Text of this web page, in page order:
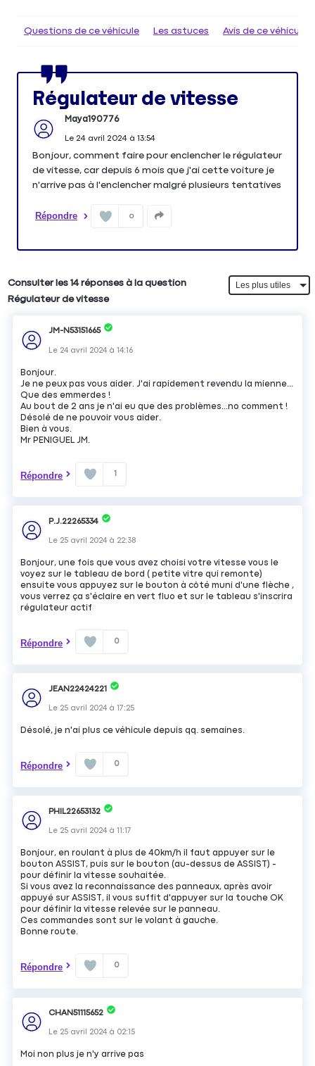
Questions de ce véhicule Les astuces Avis de ce véhicule
Régulateur de vitesse
Maya190776
Le 24 avril 2024à 13:54
Bonjour, comment faire pour enclencher le régulateur
de vitesse, car depuis 6 mois que j'ai cette voiture je
n'arrive pas à l'enclencher malgré plusieurs tentatives
Répondre 0
Consulter les 14 réponses à la question
Régulateur de vitesse
JM-N53151665
Le 24 avril 2024 à14:16
Bonjour.
Je ne peux pas vous aider. J'ai rapidement revendu la mienne...
Que des emmerdes !
Au bout de 2 ans je n'ai eu que des problèmes...no comment !
Désolé de ne pouvoir vous aider.
Bien à vous.
Mr PENIGUEL JM.
Répondre 1
P.J.22265334
Le 25 avril 2024 à 22:38
Bonjour, une fois que vous avez choisi votre vitesse vous le
voyez sur le tableau de bord ( petite vitre qui remonte)
ensuite vous appuyez sur le bouton à côté muni d'une flèche ,
vous verrez ça s'éclaire en vert fluo et sur le tableau s'inscrira
régulateur actif
Répondre 0
JEAN22424221
Le 25 avril 2024 à17:25
Désolé, je n'ai plus ce véhicule depuis qq. semaines.
Répondre 0
PHIL22653132
Le 25 avril 2024 à11:17
Bonjour, en roulant à plus de 40km/h il faut appuyer sur le
bouton ASSIST, puis sur le bouton (au-dessus de ASSIST) -
pour définir la vitesse souhaitée.
Si vous avez la reconnaissance des panneaux, après avoir
appuyé sur ASSIST, il vous suffit d'appuyer sur la touche OK
pour définir la vitesse relevée sur le panneau.
Ces commandes sont sur le volant à gauche.
Bonne route.
Répondre 0
CHAN51115652
Le 25 avril 2024 à 02:15
Moi non plus je n'y arrive pas